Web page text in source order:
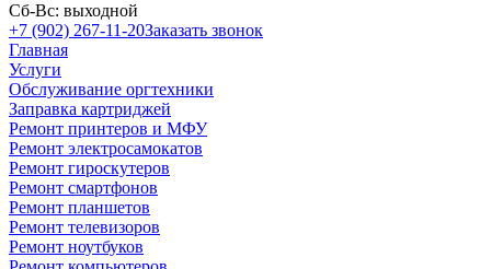
Сб-Вс: выходной
+7 (902) 267-11-20Заказать звонок
Главная
Услуги
Обслуживание оргтехники
Заправка картриджей
Ремонт принтеров и МФУ
Ремонт электросамокатов
Ремонт гироскутеров
Ремонт смартфонов
Ремонт планшетов
Ремонт телевизоров
Ремонт ноутбуков